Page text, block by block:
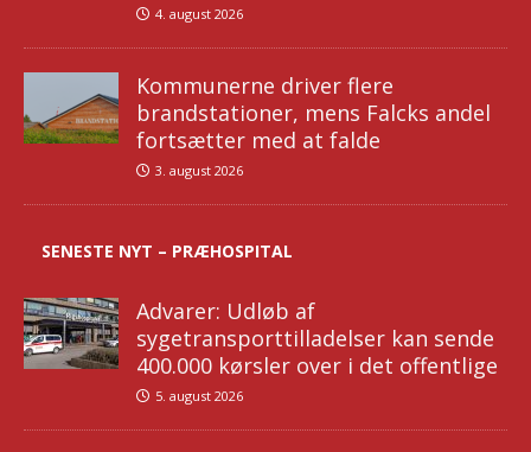
4. august 2026
Kommunerne driver flere
brandstationer, mens Falcks andel
fortsætter med at falde
3. august 2026
SENESTE NYT – PRÆHOSPITAL
Advarer: Udløb af
sygetransporttilladelser kan sende
400.000 kørsler over i det offentlige
5. august 2026